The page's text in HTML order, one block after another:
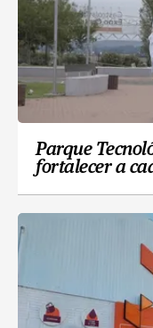
Parque
fortalecer a